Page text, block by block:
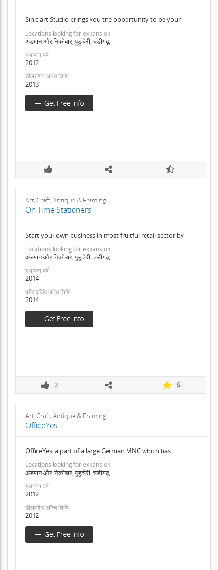
Sinic art Studio brings you the opportunity to be your
Locations looking for expansion
अंडमान और निकोबार, पुडुचेरी, चंडीगढ़,
स्थापना वर्ष
2012
डीलरशिप लॉन्च तिथि
2013
Art, Craft, Antique & Framing
On Time Stationers
Start your own business in most fruitful retail sector by
Locations looking for expansion
अंडमान और निकोबार, पुडुचेरी, चंडीगढ़,
स्थापना वर्ष
2014
फ़्रैंचाइजिंग लॉन्च तिथि
2014
2 5
Art, Craft, Antique & Framing
OfficeYes
OfficeYes, a part of a large German MNC which has
Locations looking for expansion
अंडमान और निकोबार, पुडुचेरी, चंडीगढ़,
स्थापना वर्ष
2012
डीलरशिप लॉन्च तिथि
2012